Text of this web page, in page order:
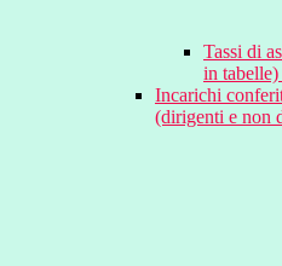
Tassi di
in tabelle)
Incarichi
(dirigenti e non